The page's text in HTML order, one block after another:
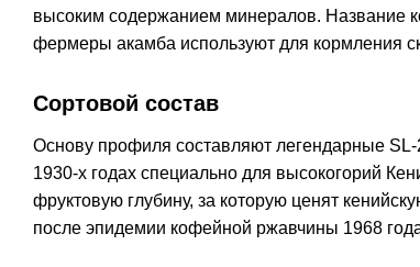
высоким содержанием минералов. Название
фермеры акамба используют для кормления
Сортовой состав
Основу профиля составляют легендарные
1930-х годах специально для высокогорий
фруктовую глубину, за которую ценят
после эпидемии кофейной ржавчины 1968